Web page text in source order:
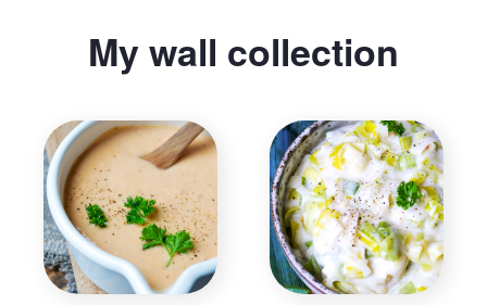
My wall collection